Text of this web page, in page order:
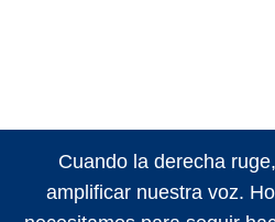
Cuando la derecha
amplificar nuestra voz.